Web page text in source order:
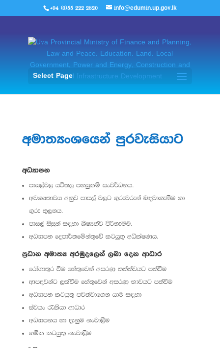
+94 (0)55 222 2820 info@edumin.up.gov.lk
Select Page
අමාත්‍යංශයෙන් පුරවැසියාට
අධ්‍යාපන
පාසල්වල යටිතල පහසුකම් සංවර්ධනය.
අවශ්‍යතාවය අනුව පාසල් වලට ගුරුවරුන් බඳවාගැනීම හා
ගුරු තුලනය.
පාසල් සිසුන් සඳහා ශිෂ්‍යත්ව පිරිනැමීම.
අධ්‍යාපන දෙපාර්තමේන්තුවේ කටයුතු අධීක්ෂණය.
ප්‍රධාන අමාත්‍ය අරමුදලෙන් ලබා දෙන ආධාර
රෝගාතුර වීම හේතුවෙන් අසරණ තත්ත්වයට පත්වීම
ආපදාවන්ට ලක්වීම හේතුවෙන් අසරණ භාවයට පත්වීම
අධ්‍යාපන කටයුතු පවත්වාගෙන යාම සඳහා
ස්වයං රැකියා ආධාර
අධ්‍යාපනය හා දැනුම නංවාලීම
ගමික කටයුතු නංවාලීම